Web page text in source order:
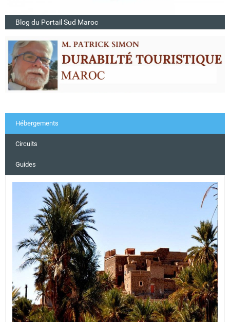
Blog du Portail Sud Maroc
Hébergements
Circuits
Guides